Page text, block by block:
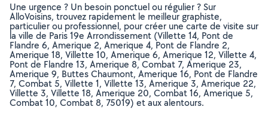
Une urgence ? Un besoin ponctuel ou régulier ? Sur
AlloVoisins, trouvez rapidement le meilleur graphiste,
particulier ou professionnel, pour créer une carte de visite sur
la ville de Paris 19e Arrondissement (Villette 14, Pont de
Flandre 6, Amerique 2, Amerique 4, Pont de Flandre 2,
Amerique 18, Villette 10, Amerique 6, Amerique 12, Villette 4,
Pont de Flandre 13, Amerique 8, Combat 7, Amerique 23,
Amerique 9, Buttes Chaumont, Amerique 16, Pont de Flandre
7, Combat 5, Villette 1, Villette 13, Amerique 3, Amerique 22,
Villette 3, Villette 18, Amerique 20, Combat 16, Amerique 5,
Combat 10, Combat 8, 75019) et aux alentours.